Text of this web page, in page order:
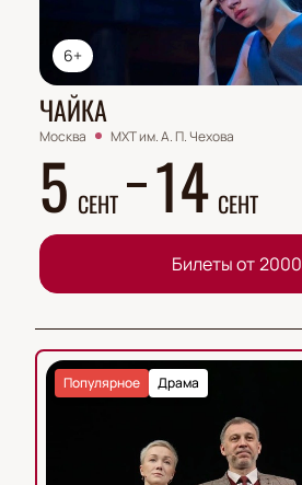
6+
ЧАЙКА
Москва МХТ им. А. П. Чехова
5 СЕНТ 14 СЕНТ
Билеты от 2000
Драма
Популярное